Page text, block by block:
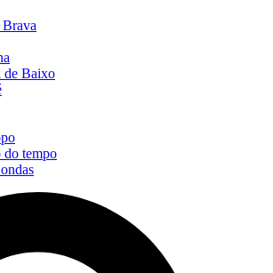
Brava
de Baixo
do tempo